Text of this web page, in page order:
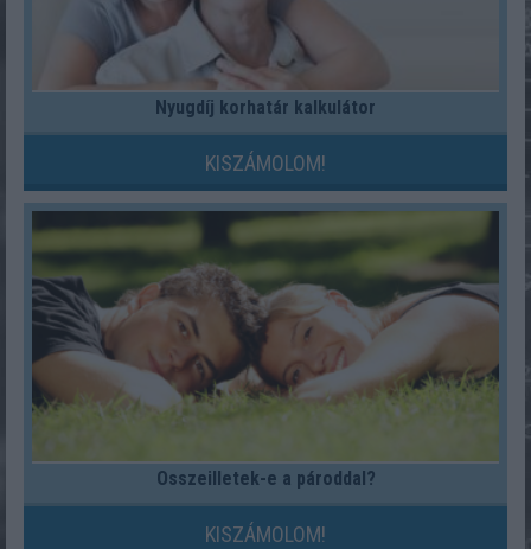
Nyugdíj korhatár kalkulátor
KISZÁMOLOM!
Összeilletek-e a pároddal?
KISZÁMOLOM!